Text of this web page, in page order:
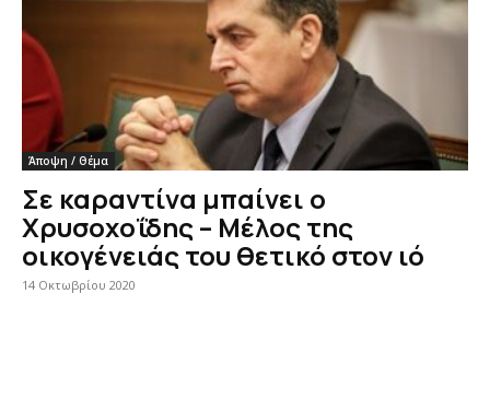
Άποψη / Θέμα
Σε καραντίνα μπαίνει ο
Χρυσοχοΐδης – Μέλος της
οικογένειάς του θετικό στον ιό
14 Οκτωβρίου 2020